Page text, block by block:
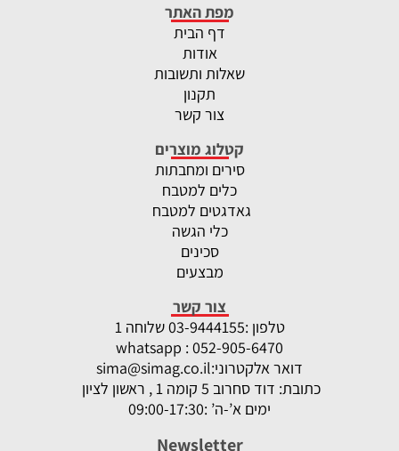
מפת האתר
דף הבית
אודות
שאלות ותשובות
תקנון
צור קשר
קטלוג מוצרים
סירים ומחבתות
כלים למטבח
גאדגטים למטבח
כלי הגשה
סכינים
מבצעים
צור קשר
טלפון :
03-9444155 שלוחה 1
whatsapp : 052-905-6470
דואר אלקטרוני:sima@simag.co.il
כתובת: דוד סחרוב 5 קומה 1 , ראשון לציון
ימים א’-ה’ :09:00-17:30
Newsletter